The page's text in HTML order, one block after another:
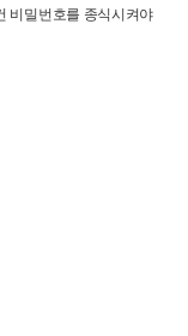
비밀번호를 종식시켜야